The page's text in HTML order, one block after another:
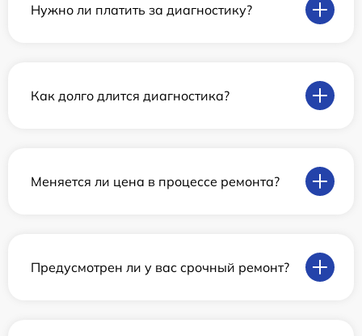
Нужно ли платить за диагностику?
Как долго длится диагностика?
Меняется ли цена в процессе ремонта?
Предусмотрен ли у вас срочный ремонт?